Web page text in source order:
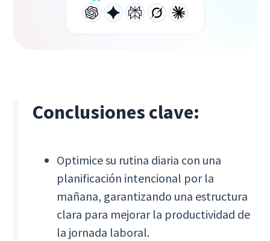
Conclusiones clave:
Optimice su rutina diaria con una
planificación intencional por la
mañana, garantizando una estructura
clara para mejorar la productividad de
la jornada laboral.